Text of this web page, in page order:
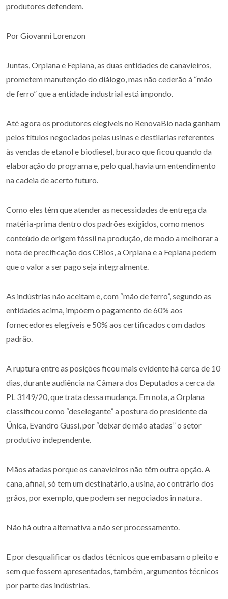
produtores defendem.
Por Giovanni Lorenzon
Juntas, Orplana e Feplana, as duas entidades de canavieiros,
prometem manutenção do diálogo, mas não cederão à “mão
de ferro” que a entidade industrial está impondo.
Até agora os produtores elegíveis no RenovaBio nada ganham
pelos títulos negociados pelas usinas e destilarias referentes
às vendas de etanol e biodiesel, buraco que ficou quando da
elaboração do programa e, pelo qual, havia um entendimento
na cadeia de acerto futuro.
Como eles têm que atender as necessidades de entrega da
matéria-prima dentro dos padrões exigidos, como menos
conteúdo de origem fóssil na produção, de modo a melhorar a
nota de precificação dos CBios, a Orplana e a Feplana pedem
que o valor a ser pago seja integralmente.
As indústrias não aceitam e, com “mão de ferro”, segundo as
entidades acima, impõem o pagamento de 60% aos
fornecedores elegíveis e 50% aos certificados com dados
padrão.
A ruptura entre as posições ficou mais evidente há cerca de 10
dias, durante audiência na Câmara dos Deputados a cerca da
PL 3149/20, que trata dessa mudança. Em nota, a Orplana
classificou como “deselegante” a postura do presidente da
Única, Evandro Gussi, por “deixar de mão atadas” o setor
produtivo independente.
Mãos atadas porque os canavieiros não têm outra opção. A
cana, afinal, só tem um destinatário, a usina, ao contrário dos
grãos, por exemplo, que podem ser negociados in natura.
Não há outra alternativa a não ser processamento.
E por desqualificar os dados técnicos que embasam o pleito e
sem que fossem apresentados, também, argumentos técnicos
por parte das indústrias.